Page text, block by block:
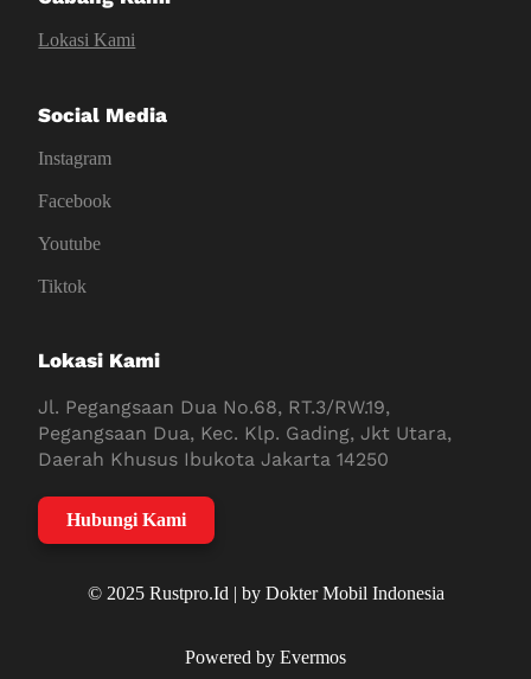
Lokasi Kami
Social Media
Instagram
Facebook
Youtube
Tiktok
Lokasi Kami
Jl. Pegangsaan Dua No.68, RT.3/RW.19,
Pegangsaan Dua, Kec. Klp. Gading, Jkt Utara,
Daerah Khusus Ibukota Jakarta 14250
Hubungi Kami
© 2025 Rustpro.Id | by Dokter Mobil Indonesia
Powered by Evermos